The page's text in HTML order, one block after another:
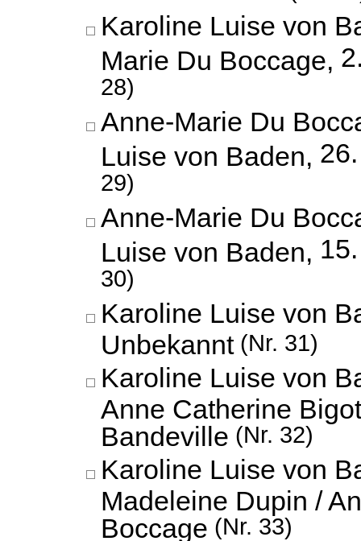
Karoline Luise von
Marie Du Boccage,
28)
Anne-Marie Du
Luise von Baden,
29)
Anne-Marie Du
Luise von Baden,
30)
Karoline Luise von
Unbekannt (Nr. 31)
Karoline Luise von
Anne Catherine
Bandeville (Nr. 32)
Karoline Luise von
Madeleine Dupin /
Boccage (Nr. 33)